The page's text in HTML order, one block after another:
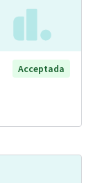
Acceptada